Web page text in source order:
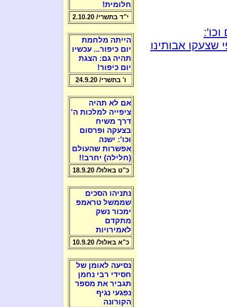
אבותינו
חלומית!
י"ד בתשרי/ 2.10.20
הייתה מלחמת
יום כיפור... עכשיו
תהיה גם: הצגת
יום כיפור!
ו' בתשרי/ 24.9.20
אם לא תהיה
ציפייה למלכות ה'
דרך משיח
בצעקה ופרסום
וכו': ישנה
אפשרות שהעולם
(חלילה) יחרב!!
כ"ט באלול/ 18.9.20
נתניהו הסכים
שממשל טראמפ
ימכור נשק
מתקדם
לאמירויות
כ"א באלול/ 10.9.20
נסיעה לאומן של
חסידי רבי נחמן
תגביר את מספר
נפגעי נגיף
הקורונה